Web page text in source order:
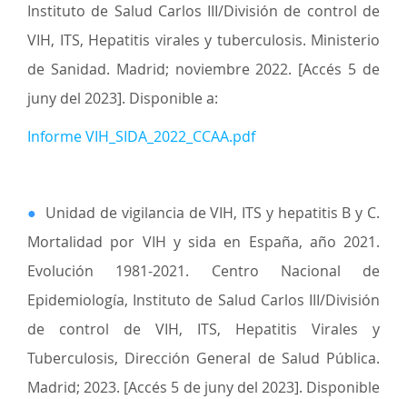
Instituto de Salud Carlos III/División de control de
VIH, ITS, Hepatitis virales y tuberculosis. Ministerio
de Sanidad. Madrid; noviembre 2022. [Accés 5 de
juny del 2023]. Disponible a:
Informe VIH_SIDA_2022_CCAA.pdf
● Unidad de vigilancia de VIH, ITS y hepatitis B y C.
Mortalidad por VIH y sida en España, año 2021.
Evolución 1981-2021. Centro Nacional de
Epidemiología, Instituto de Salud Carlos III/División
de control de VIH, ITS, Hepatitis Virales y
Tuberculosis, Dirección General de Salud Pública.
Madrid; 2023. [Accés 5 de juny del 2023]. Disponible